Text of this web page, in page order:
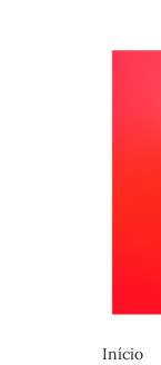
Início